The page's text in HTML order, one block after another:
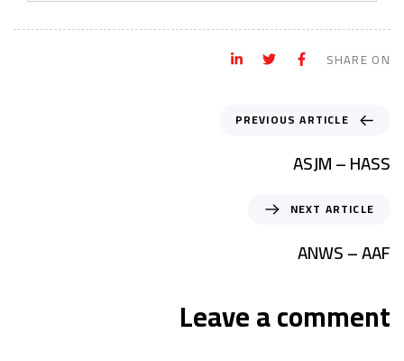
SHARE ON
PREVIOUS ARTICLE
ASJM – HASS
NEXT ARTICLE
ANWS – AAF
Leave a comment